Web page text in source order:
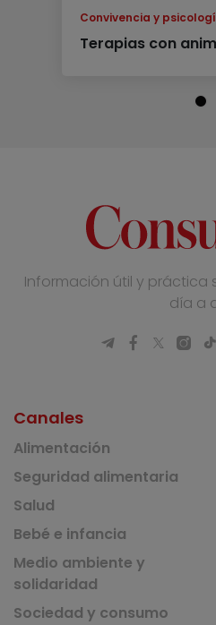
Convivencia y
Terapias con
Información útil y práctica
día a
Canales
Alimentación
Seguridad alimentaria
Salud
Bebé e infancia
Medio ambiente y
solidaridad
Sociedad y consumo